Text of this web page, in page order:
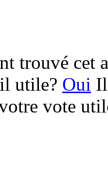
trouvé cet
utile? Oui
vote